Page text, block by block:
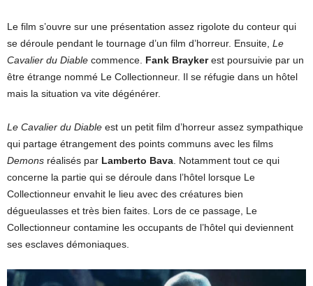
Le film s’ouvre sur une présentation assez rigolote du conteur qui
se déroule pendant le tournage d’un film d’horreur. Ensuite, Le
Cavalier du Diable commence. Fank Braykerest poursuivie par un
être étrange nommé Le Collectionneur. Il se réfugie dans un hôtel
mais la situation va vite dégénérer.
Le Cavalier du Diable est un petit film d’horreur assez sympathique
qui partage étrangement des points communs avec les films
Demons réalisés par Lamberto Bava. Notamment tout ce qui
concerne la partie qui se déroule dans l’hôtel lorsque Le
Collectionneur envahit le lieu avec des créatures bien
dégueulasses et très bien faites. Lors de ce passage, Le
Collectionneur contamine les occupants de l’hôtel qui deviennent
ses esclaves démoniaques.